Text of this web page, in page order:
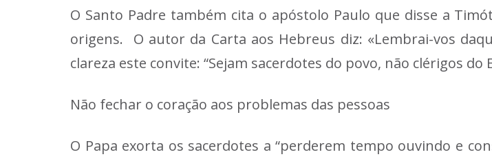
O Santo Padre também cita o apóstolo Paulo que disse a
origens. O autor da Carta aos Hebreus diz: «Lembrai-vos
clareza este convite: “Sejam sacerdotes do povo, não clérigos do
Não fechar o coração aos problemas das pessoas
O Papa exorta os sacerdotes a “perderem tempo ouvindo e